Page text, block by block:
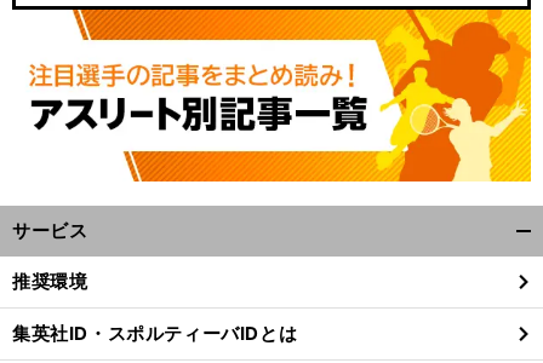
サービス
閉
る
推奨環境
集英社ID・スポルティーバIDとは